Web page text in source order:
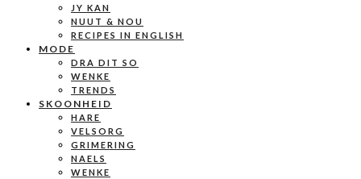
JY KAN
NUUT & NOU
RECIPES IN ENGLISH
MODE
DRA DIT SO
WENKE
TRENDS
SKOONHEID
HARE
VELSORG
GRIMERING
NAELS
WENKE